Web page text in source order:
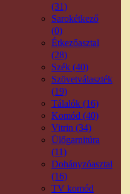
(31)
Sarokétkező
(0)
Étkezőasztal
(28)
Szék (40)
Szövetválaszték
(19)
Tálalók (16)
Komód (40)
Vitrin (34)
Ülőgarnitúra
(11)
Dohányzóasztal
(16)
TV komód